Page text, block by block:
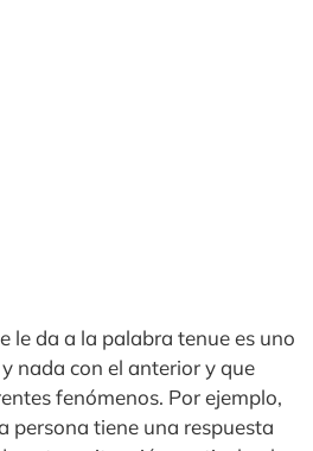
le da a la palabra tenue es uno
nada con el anterior y que
fenómenos. Por ejemplo,
persona tiene una respuesta